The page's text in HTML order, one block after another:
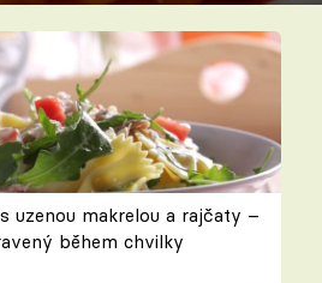
uzenou makrelou a rajčaty –
během chvilky